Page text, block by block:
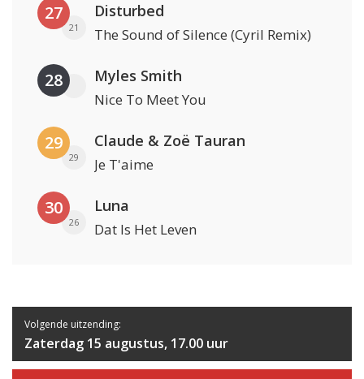
27
21
Disturbed
The Sound of Silence (Cyril Remix)
28 Myles Smith
Nice To Meet You
29
29
Claude & Zoë Tauran
Je T'aime
30
26
Luna
Dat Is Het Leven
Volgende uitzending:
Zaterdag 15 augustus, 17.00 uur